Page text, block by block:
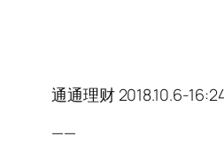
通通理财 2018.10.6-
——